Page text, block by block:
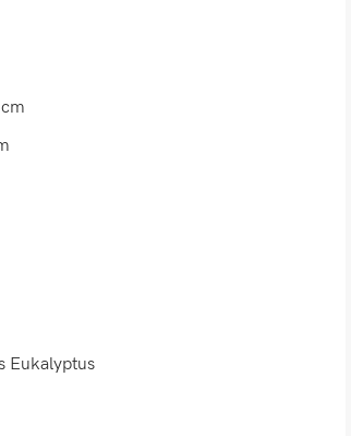
Eukalyptus